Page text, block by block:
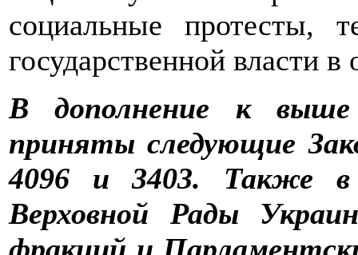
социальные протесты,
государственной власти в
В дополнение к
приняты следующие
4096 и 3403. Также в
Верховной Рады